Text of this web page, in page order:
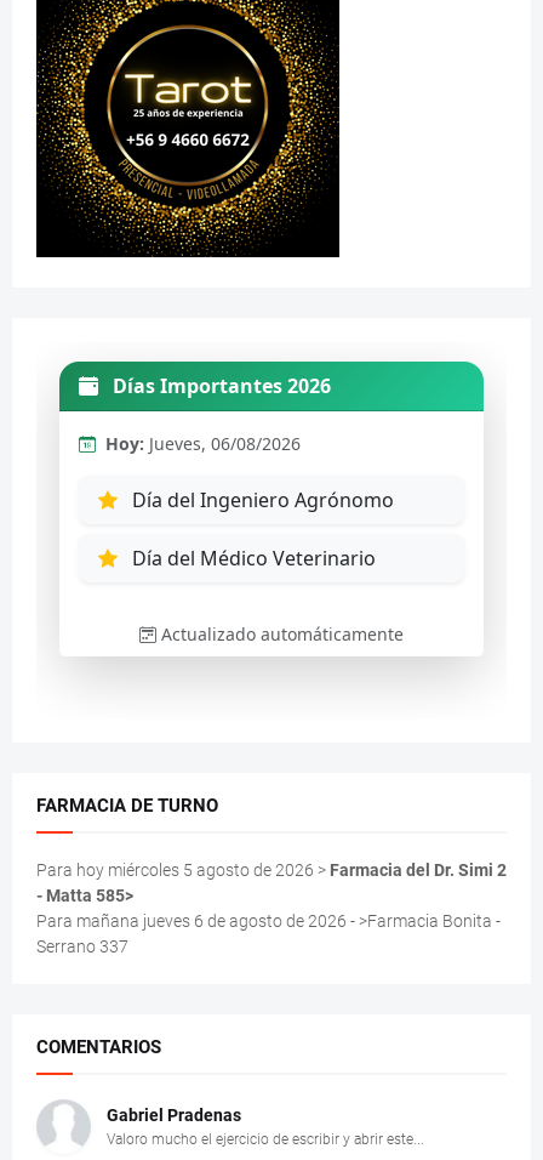
FARMACIA DE TURNO
Para hoy miércoles 5 agosto de 2026 > Farmacia del Dr. Simi 2
- Matta 585>
Para mañana jueves 6 de agosto de 2026 - >Farmacia Bonita -
Serrano 337
COMENTARIOS
Gabriel Pradenas
Valoro mucho el ejercicio de escribir y abrir este...